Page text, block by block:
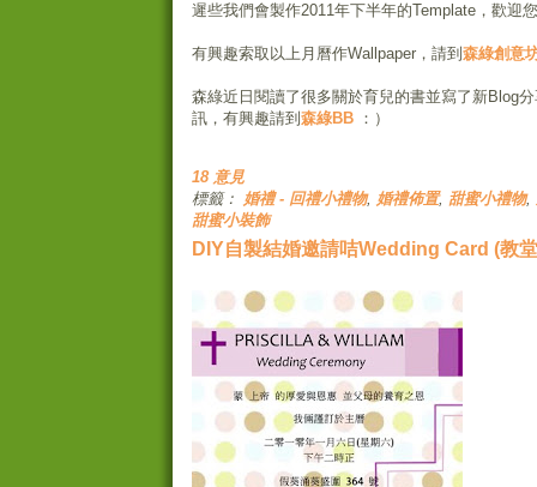
遲些我們會製作2011年下半年的Template，歡迎
有興趣索取以上月曆作Wallpaper，請到森綠創意
森綠近日閱讀了很多關於育兒的書並寫了新Blog
訊，有興趣請到森綠BB ：）
18 意見
標籤： 婚禮 - 回禮小禮物, 婚禮佈置, 甜蜜小禮物,
甜蜜小裝飾
DIY自製結婚邀請咭Wedding Card (教